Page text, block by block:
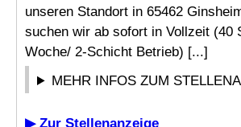
unseren Standort in 65462
suchen wir ab sofort in Vollzeit (40
Woche/ 2-Schicht Betrieb) [...]
MEHR INFOS ZUM
▶ Zur Stellenanzeige